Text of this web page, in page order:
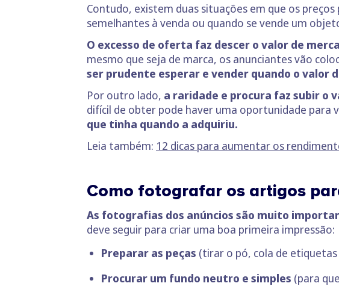
Contudo, existem duas situações em que os
semelhantes à venda ou quando se vende um
O excesso de oferta faz descer o valor de
mesmo que seja de marca, os anunciantes vão
ser prudente esperar e vender quando o valor
Por outro lado, a raridade e procura faz subir o
difícil de obter pode haver uma oportunidade para
que tinha quando a adquiriu.
Leia também: 12 dicas para aumentar os
Como fotografar os artigos
As fotografias dos anúncios são muito
deve seguir para criar uma boa primeira impressão:
Preparar as peças (tirar o pó, cola de
Procurar um fundo neutro e simples (para